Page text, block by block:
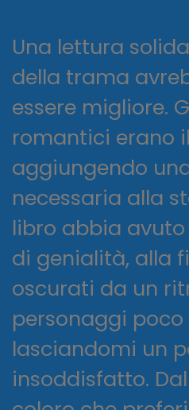
Una lettura
della trama
essere migliore.
romantici erano
aggiungendo
necessaria alla
libro abbia
di genialità, alla
oscurati da un
personaggi
lasciandomi un
insoddisfatto.